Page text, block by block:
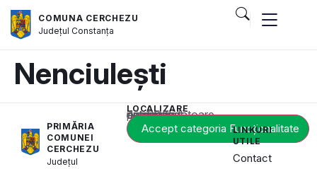
COMUNA CERCHEZU
JudețulConstanța
Nenciulești
PRIMĂRIA
COMUNEI
CERCHEZU
Județul
LOCALIZARE
Acest conținut este blocat până când acceptați categoria corespunzătoare de cookie-uri.
Accept categoria Funcționalitate
LINKURI
UTILE
Contact